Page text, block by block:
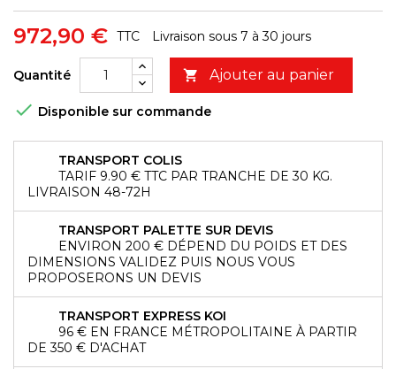
972,90 € TTC Livraison sous 7 à 30 jours
Quantité  Ajouter au panier
 Disponible sur commande
TRANSPORT COLIS
TARIF 9.90 € TTC PAR TRANCHE DE 30 KG.
LIVRAISON 48-72H
TRANSPORT PALETTE SUR DEVIS
ENVIRON 200 € DÉPEND DU POIDS ET DES
DIMENSIONS VALIDEZ PUIS NOUS VOUS
PROPOSERONS UN DEVIS
TRANSPORT EXPRESS KOI
96 € EN FRANCE MÉTROPOLITAINE À PARTIR
DE 350 € D'ACHAT